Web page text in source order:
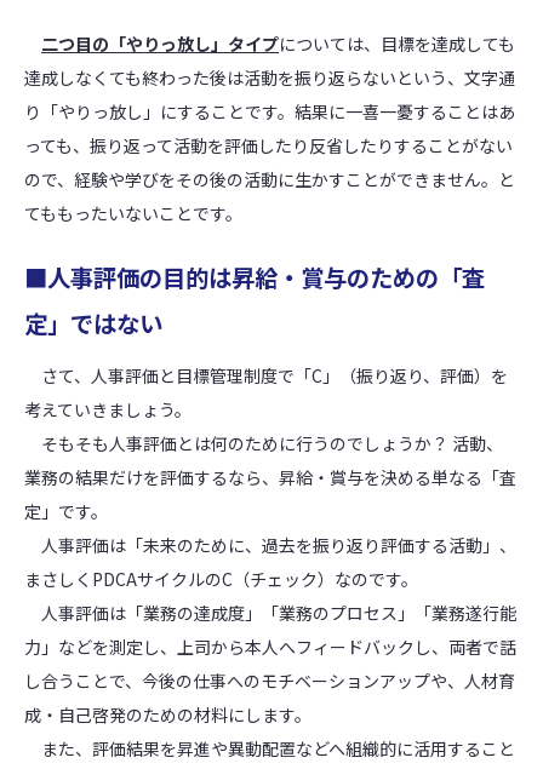
二つ目の「やりっ放し」タイプについては、目標を達成しても
達成しなくても終わった後は活動を振り返らないという、文字通
り「やりっ放し」にすることです。結果に一喜一憂することはあ
っても、振り返って活動を評価したり反省したりすることがない
ので、経験や学びをその後の活動に生かすことができません。と
てももったいないことです。
■人事評価の目的は昇給・賞与のための「査
定」ではない
さて、人事評価と目標管理制度で「C」（振り返り、評価）を
考えていきましょう。
そもそも人事評価とは何のために行うのでしょうか？ 活動、
業務の結果だけを評価するなら、昇給・賞与を決める単なる「査
定」です。
人事評価は「未来のために、過去を振り返り評価する活動」、
まさしくPDCAサイクルのC（チェック）なのです。
人事評価は「業務の達成度」「業務のプロセス」「業務遂行能
力」などを測定し、上司から本人へフィードバックし、両者で話
し合うことで、今後の仕事へのモチベーションアップや、人材育
成・自己啓発のための材料にします。
また、評価結果を昇進や異動配置などへ組織的に活用すること